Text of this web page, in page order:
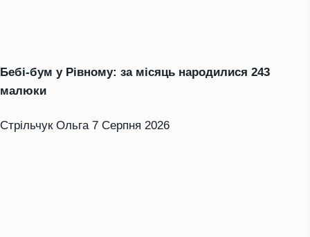
Бебі-бум у Рівному: за місяць народилися 243
малюки
Стрільчук Ольга 7 Серпня 2026